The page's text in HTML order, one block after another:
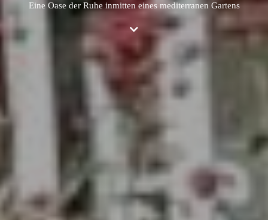
Eine Oase der Ruhe inmitten eines mediterranen Gartens